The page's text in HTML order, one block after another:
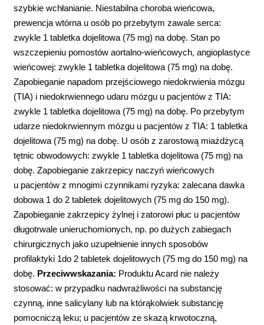
szybkie wchłanianie. Niestabilna choroba wieńcowa,
prewencja wtórna u osób po przebytym zawale serca:
zwykle 1 tabletka dojelitowa (75 mg) na dobę. Stan po
wszczepieniu pomostów aortalno-wieńcowych, angioplastyce
wieńcowej: zwykle 1 tabletka dojelitowa (75 mg) na dobę.
Zapobieganie napadom przejściowego niedokrwienia mózgu
(TIA) i niedokrwiennego udaru mózgu u pacjentów z TIA:
zwykle 1 tabletka dojelitowa (75 mg) na dobę. Po przebytym
udarze niedokrwiennym mózgu u pacjentów z TIA: 1 tabletka
dojelitowa (75 mg) na dobę. U osób z zarostową miażdżycą
tętnic obwodowych: zwykle 1 tabletka dojelitowa (75 mg) na
dobę. Zapobieganie zakrzepicy naczyń wieńcowych
u pacjentów z mnogimi czynnikami ryzyka: zalecana dawka
dobowa 1 do 2 tabletek dojelitowych (75 mg do 150 mg).
Zapobieganie zakrzepicy żylnej i zatorowi płuc u pacjentów
długotrwale unieruchomionych, np. po dużych zabiegach
chirurgicznych jako uzupełnienie innych sposobów
profilaktyki 1do 2 tabletek dojelitowych (75 mg do 150 mg) na
dobę. Przeciwwskazania: Produktu Acard nie należy
stosować: w przypadku nadwrażliwości na substancję
czynną, inne salicylany lub na którąkolwiek substancję
pomocniczą leku; u pacjentów ze skazą krwotoczną,